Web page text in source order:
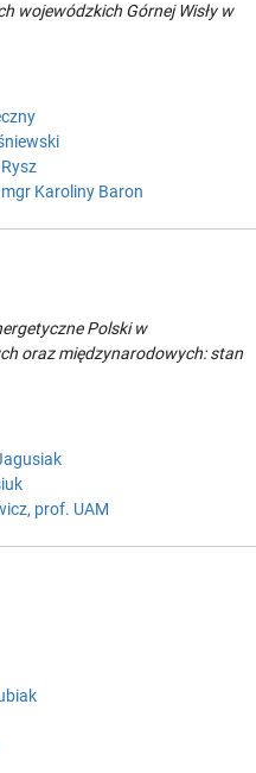
wojewódzkich Górnej Wisły w
Karoliny Baron
Polski w
oraz międzynarodowych: stan
prof. UAM